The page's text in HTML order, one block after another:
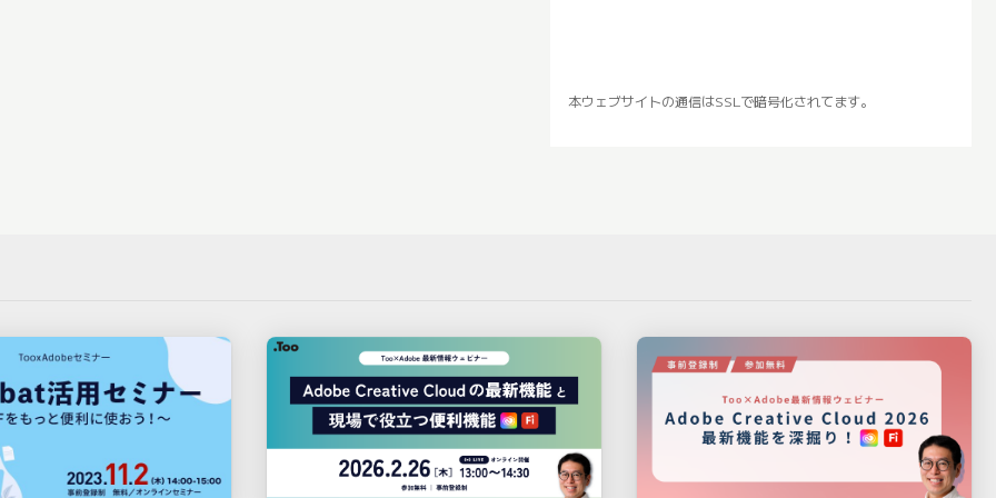
本ウェブサイトの通信はSSLで暗号化されてます。